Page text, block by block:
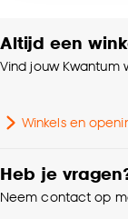
klikken.
Goed om te
Kleurtint
Aantal stuks
Altijd een
Vind jouw Kwantum
Winkels en
Heb je
Neem contact op